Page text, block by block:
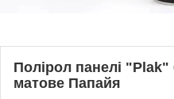
Полірол панелі
матове Папайя